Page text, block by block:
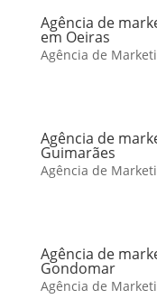
Agência de
em Oeiras
Agência de
Agência de
Guimarães
Agência de
Agência de
Gondomar
Agência de